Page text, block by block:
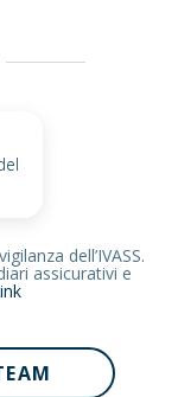
dell’IVASS.
assicurativi e